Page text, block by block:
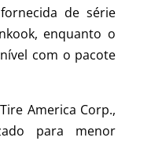
de série
enquanto o
com o pacote
America Corp.,
para menor